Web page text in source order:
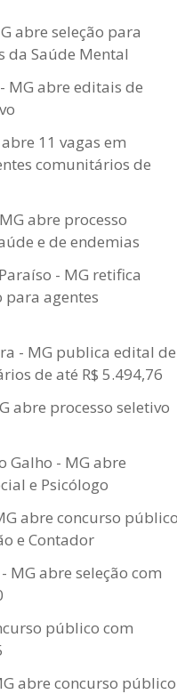
abre seleção para
Saúde Mental
MG abre editais de
11 vagas em
comunitários de
abre processo
e de endemias
- MG retifica
para agentes
- MG publica edital de
de até R$ 5.494,76
abre processo seletivo
Galho - MG abre
e Psicólogo
abre concurso
e Contador
MG abre seleção com
público com
abre concurso público